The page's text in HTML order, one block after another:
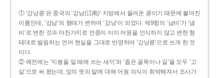
① ‘강낭콩’은 중국의 ‘강남(江南)’ 지방에서 들여온 콩이기 때문에 붙여진
이름인데, ‘강남’의 형태가 변하여 ‘강낭’이 되었다. 제9항의 ‘남비’가 ‘냄
비’로 변한 것과 마찬가지로 언중이 이미 어원을 인식하지 않고 변한 형
태대로 발음하는 언어 현실을 그대로 반영하여 ‘강낭콩’으로 쓰게 한 것
이다.
② 예전에는 ‘지붕을 일 때에 쓰는 새끼’와 ‘좁은 골목이나 길’을 모두 ‘고
샅’으로 써 왔는데, 앞의 뜻의 말에 대해 어원 의식이 희박해져서 조사가